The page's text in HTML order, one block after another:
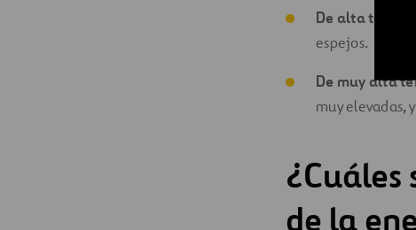
De alta
espejos.
De muy alta
muy elevadas,
de la